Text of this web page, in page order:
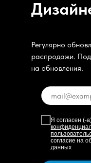
Регулярно
распродажи.
на обновления.
Я согласен (-
согласие на
данных